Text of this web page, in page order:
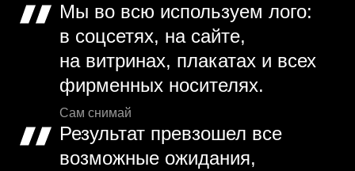
Мы во всю используем лого:
в соцсетях, на сайте,
на витринах, плакатах и всех
фирменных носителях.
Сам снимай
Результат превзошел все
возможные ожидания,